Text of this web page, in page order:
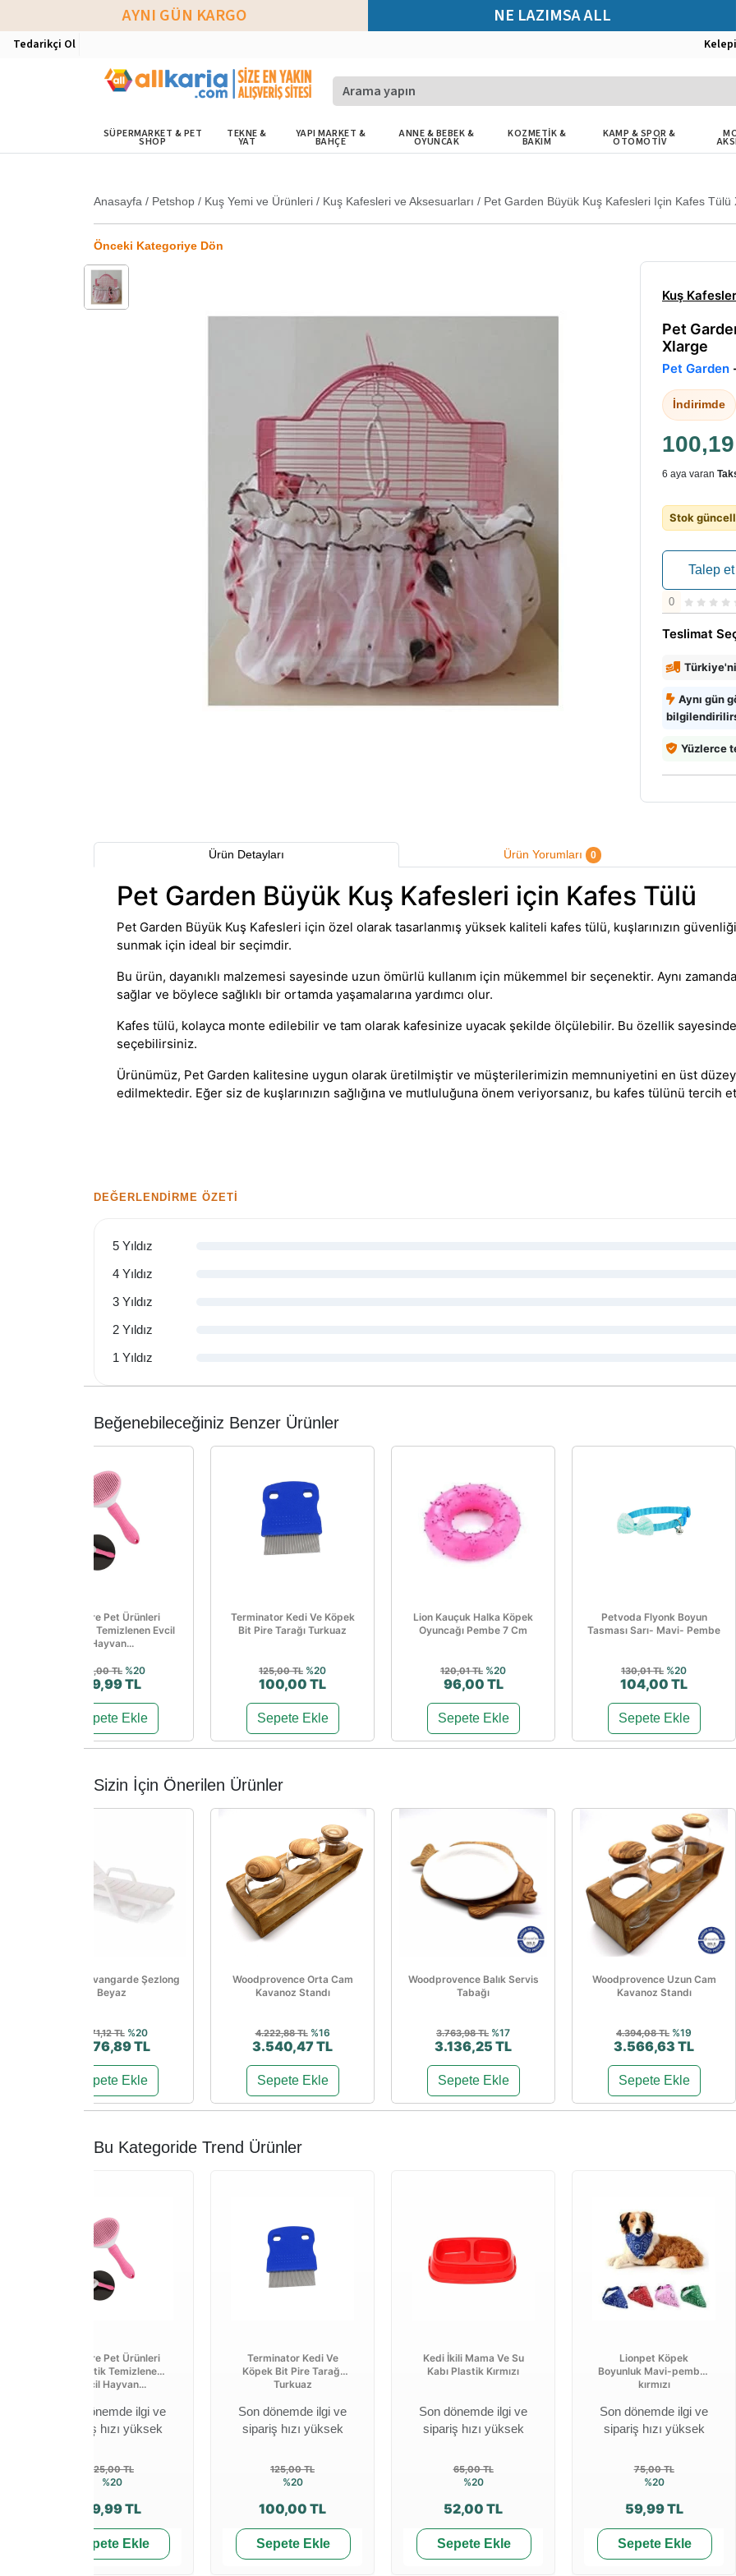
AYNI GÜN KARGO NE LAZIMSA ALL
Tedarikçi Ol
SÜPERMARKET & PET
SHOP
TEKNE &
YAT
YAPI MARKET &
BAHÇE
ANNE & BEBEK &
OYUNCAK
KOZMETİK &
BAKIM
KAMP & SPOR &
OTOMOTİV
Anasayfa / Petshop / Kuş Yemi ve Ürünleri / Kuş Kafesleri ve Aksesuarları / Pet Garden Büyük Kuş Kafesleri Için Kafes Tülü
Önceki Kategoriye Dön
Kuş
Pet
Xlarge
Pet Garden
İndirimde
100,19
6 aya varan
Stok
Talep et
0
Teslimat
Aynı gün
Yüzlerce
Ürün Detayları Ürün Yorumları 0
Pet Garden Büyük Kuş Kafesleri için Kafes Tülü
Pet Garden Büyük Kuş Kafesleri için özel olarak tasarlanmış yüksek kaliteli kafes tülü, kuşlarınızın
sunmak için ideal bir seçimdir.
Bu ürün, dayanıklı malzemesi sayesinde uzun ömürlü kullanım için mükemmel bir seçenektir. Aynı zamanda
sağlar ve böylece sağlıklı bir ortamda yaşamalarına yardımcı olur.
Kafes tülü, kolayca monte edilebilir ve tam olarak kafesinize uyacak şekilde ölçülebilir. Bu özellik
seçebilirsiniz.
Ürünümüz, Pet Garden kalitesine uygun olarak üretilmiştir ve müşterilerimizin memnuniyetini en üst
edilmektedir. Eğer siz de kuşlarınızın sağlığına ve mutluluğuna önem veriyorsanız, bu kafes tülünü tercih
DEĞERLENDIRME ÖZETI
5 Yıldız
4 Yıldız
3 Yıldız
2 Yıldız
1 Yıldız
Beğenebileceğiniz Benzer Ürünler
Welfare Pet Ürünleri
Otomatik Temizlenen Evcil
Hayvan...
125,00 TL %20
99,99 TL
Sepete Ekle
Terminator Kedi Ve Köpek
Bit Pire Tarağı Turkuaz
125,00 TL %20
100,00 TL
Sepete Ekle
Lion Kauçuk Halka Köpek
Oyuncağı Pembe 7 Cm
120,01 TL %20
96,00 TL
Sepete Ekle
Petvoda Flyonk Boyun
Tasması Sarı- Mavi- Pembe
130,01 TL %20
104,00 TL
Sepete Ekle
Sizin İçin Önerilen Ürünler
Papatya Avangarde Şezlong
Beyaz
3.471,12 TL %20
2.776,89 TL
Sepete Ekle
Woodprovence Orta Cam
Kavanoz Standı
4.222,88 TL %16
3.540,47 TL
Sepete Ekle
Woodprovence Balık Servis
Tabağı
3.763,98 TL %17
3.136,25 TL
Sepete Ekle
Woodprovence Uzun Cam
Kavanoz Standı
4.394,08 TL %19
3.566,63 TL
Sepete Ekle
Bu Kategoride Trend Ürünler
Welfare Pet Ürünleri
Otomatik Temizlenen
Evcil Hayvan...
Son dönemde ilgi ve
sipariş hızı yüksek
125,00 TL
%20
99,99 TL
Sepete Ekle
Terminator Kedi Ve
Köpek Bit Pire Tarağı
Turkuaz
Son dönemde ilgi ve
sipariş hızı yüksek
125,00 TL
%20
100,00 TL
Sepete Ekle
Kedi İkili Mama Ve Su
Kabı Plastik Kırmızı
Son dönemde ilgi ve
sipariş hızı yüksek
65,00 TL
%20
52,00 TL
Sepete Ekle
Lionpet Köpek
Boyunluk Mavi-pembe-
kırmızı
Son dönemde ilgi ve
sipariş hızı yüksek
75,00 TL
%20
59,99 TL
Sepete Ekle